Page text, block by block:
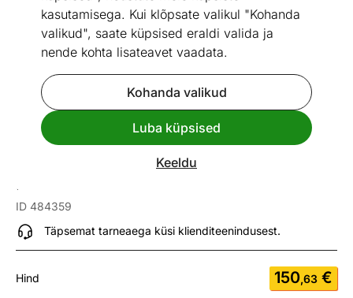
kasutamisega. Kui klõpsate valikul "Kohanda
valikud", saate küpsised eraldi valida ja
nende kohta lisateavet vaadata.
Kohanda valikud
Luba küpsised
Keeldu
Vaata sarnaseid
Pink Loft
ID 484359
Täpsemat tarneaega küsi klienditeenindusest.
Hind 150,63 €